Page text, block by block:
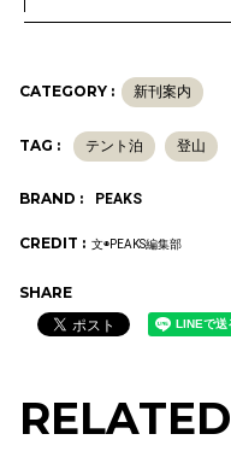
CATEGORY : 新刊案内
TAG : テント泊 登山
BRAND : PEAKS
CREDIT : 文◉PEAKS編集部
SHARE
RELATED